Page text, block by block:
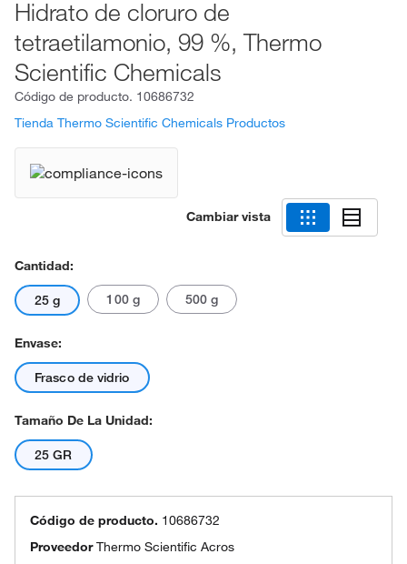
Hidrato de cloruro de
tetraetilamonio, 99 %, Thermo
Scientific Chemicals
Código de producto. 10686732
Tienda Thermo Scientific Chemicals Productos
Cambiar vista
Cantidad:
25 g 100 g 500 g
Envase:
Frasco de vidrio
Tamaño De La Unidad:
25 GR
Código de producto. 10686732
ProveedorThermo Scientific Acros